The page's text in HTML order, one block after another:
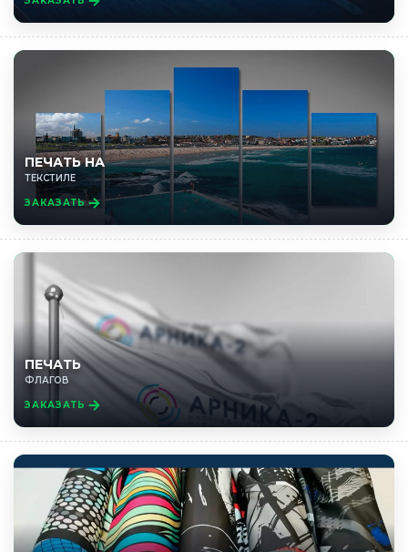
ПЕЧАТЬ НА
ТЕКСТИЛЕ
ЗАКАЗАТЬ
ПЕЧАТЬ
ФЛАГОВ
ЗАКАЗАТЬ